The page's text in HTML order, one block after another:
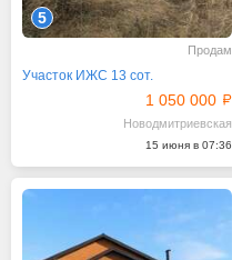
5
Продам
Участок ИЖС 13 сот.
1 050 000
Новодмитриевская
15 июня в 07:36